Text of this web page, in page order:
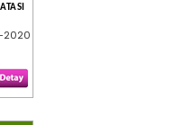
2020